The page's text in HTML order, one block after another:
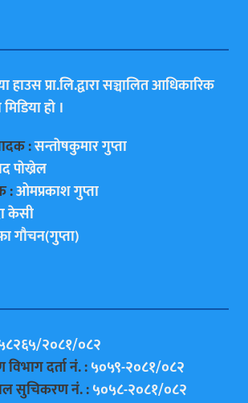
हाउस प्रा.लि.द्वारा सञ्चालित आधिकारिक
हाे ।
:सन्ताेषकुमार गुप्ता
पाेख्रेल
:ओमप्रकाश गुप्ता
केसी
गाैचन(गुप्ता)
२०८१/०८२
दर्ता नं. :५०५९-२०८१/०८२
सुचिकरण नं. :५०५८-२०८१/०८२